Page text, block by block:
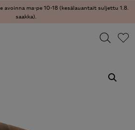
avoinna ma-pe 10-18 (kesälauantait suljettu 1.8.
saakka).